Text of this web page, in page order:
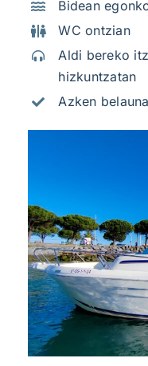
Bidean
WC ontzian
Aldi bereko
hizkuntzatan
Azken